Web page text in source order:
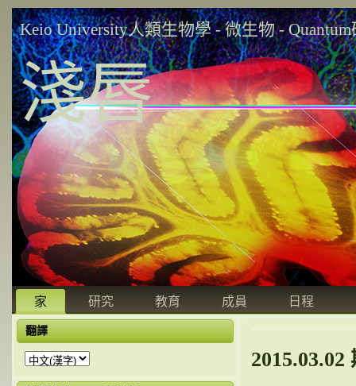
Keio University人類生物學 - 微生物 -
淺唇
家 研究 教育 成員 日程
翻譯